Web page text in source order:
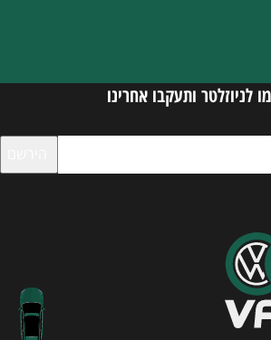
לניוזלטר ותעקבו אחרינו